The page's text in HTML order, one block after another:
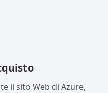
il sito Web di Azure,